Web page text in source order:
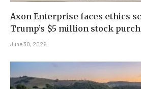
Axon Enterprise faces ethics
Trump’s $5 million stock
June 30, 2026